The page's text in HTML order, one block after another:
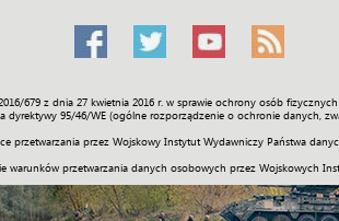
679 z dnia 27 kwietnia 2016 r. w sprawie ochrony osób
dyrektywy 95/46/WE (ogólne rozporządzenie o ochronie danych,
przetwarzania przez Wojskowy Instytut Wydawniczy Państwa
warunków przetwarzania danych osobowych przez Wojskowych
Sport Historia Galerie